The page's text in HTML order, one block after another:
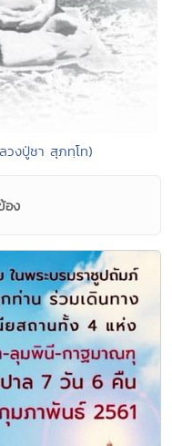
งปู่ชา สุภทฺโท)
อง